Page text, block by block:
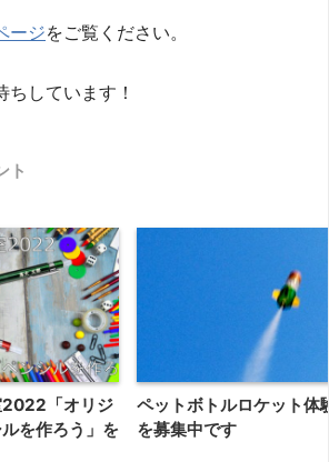
ージをご覧ください。
しています！
ト
2022「オリジ
を作ろう」を
ペットボトルロケット体
を募集中です